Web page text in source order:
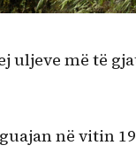
uljeve më të
në vitin